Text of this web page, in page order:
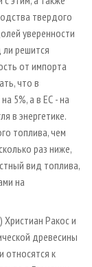
твердого
уверенности
ли решится
от импорта
что в
5%, а в ЕС - на
в энергетике.
топлива, чем
раз ниже,
вид топлива,
на
Ракос и
древесины
относятся к